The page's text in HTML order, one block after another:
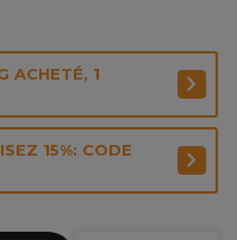
ACHETÉ, 1
15%: CODE